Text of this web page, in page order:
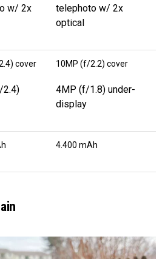
w/ 2x
telephoto w/ 2x
optical
cover 10MP (f/2.2) cover
4MP (f/1.8) under-
display
4.400 mAh